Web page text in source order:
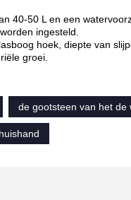
40-50 L en een
ingesteld.
hoek, diepte van
groei.
de gootsteen van het de